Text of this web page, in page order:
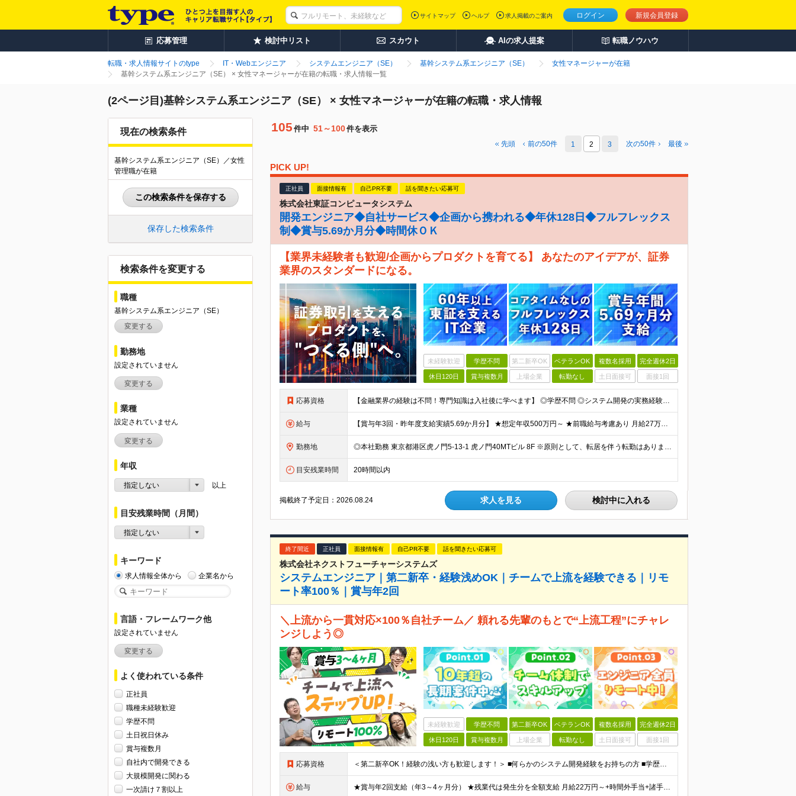
ログイン 新規会員登録
サイトマップ ヘルプ 求人掲載のご案内
応募管理 検討中リスト スカウト AIの求人提案 転職ノウハウ
転職・求人情報サイトのtype IT・Webエンジニア システムエンジニア（SE） 基幹システム系エンジニア（SE）
女性マネージャーが在籍
基幹システム系エンジニア（SE） × 女性マネージャーが在籍の転職・求人情報一覧
(2ページ目)基幹システム系エンジニア（SE） × 女性マネージャーが在籍の転職・求人情報
現在の検索条件
基幹システム系エンジニア（SE）／女性
管理職が在籍
この検索条件を保存する
保存した検索条件
検索条件を変更する
職種
基幹システム系エンジニア（SE）
変更する
勤務地
設定されていません
変更する
業種
設定されていません
変更する
年収
指定しない 以上
目安残業時間（月間）
指定しない
キーワード
求人情報全体から 企業名から
言語・フレームワーク他
設定されていません
変更する
よく使われている条件
正社員
職種未経験歓迎
学歴不問
土日祝日休み
賞与複数月
自社内で開発できる
大規模開発に関わる
一次請け７割以上
105 件中 51～100件を表示
先頭 前の50件 1 2 3 次の50件 最後
PICK UP!
正社員 面接情報有 自己PR不要 話を聞きたい応募可
株式会社東証コンピュータシステム
開発エンジニア◆自社サービス◆企画から携われる◆年休128日◆フルフレックス
制◆賞与5.69か月分◆時間休ＯＫ
【業界未経験者も歓迎/企画からプロダクトを育てる】 あなたのアイデアが、証券
業界のスタンダードになる。
未経験歓迎 学歴不問 第二新卒OK ベテランOK 複数名採用 完全週休2日
休日120日 賞与複数月 上場企業 転勤なし 土日面接可 面接1回
応募資格 【金融業界の経験は不問！専門知識は入社後に学べます】 ◎学歴不問 ◎システム開発の実務経験をお持ちの方 └3年以上・Java、C#いずれかの使用経験をお持ちの方を想定しております 【以下のような方は
給与 【賞与年3回・昨年度支給実績5.69か月分】 ★想定年収500万円～ ★前職給与考慮あり 月給27万円～59万円 +残業代全額支給(1分単位、監督職以下) +人事評価による賞与年2回（4月/10月）
勤務地 ◎本社勤務 東京都港区虎ノ門5-13-1 虎ノ門40MTビル 8F ※原則として、転居を伴う転勤はありません ※(変更の範囲)上記を除く当社関連勤務地
目安残業時間 20時間以内
掲載終了予定日：2026.08.24 求人を見る 検討中に入れる
終了間近 正社員 面接情報有 自己PR不要 話を聞きたい応募可
株式会社ネクストフューチャーシステムズ
システムエンジニア｜第二新卒・経験浅めOK｜チームで上流を経験できる｜リモ
ート率100％｜賞与年2回
＼上流から一貫対応×100％自社チーム／ 頼れる先輩のもとで“上流工程”にチャレ
ンジしよう◎
未経験歓迎 学歴不問 第二新卒OK ベテランOK 複数名採用 完全週休2日
休日120日 賞与複数月 上場企業 転勤なし 土日面接可 面接1回
応募資格 ＜第二新卒OK！経験の浅い方も歓迎します！＞ ■何らかのシステム開発経験をお持ちの方 ■学歴不問 ＜以下のような方にピッタリです＞ ■将来を見据えて成長できる環境で働きたい ■上流工程にチャレンジし
給与 ★賞与年2回支給（年3～4ヶ月分） ★残業代は発生分を全額支給 月給22万円～+時間外手当+諸手当+賞与 ※前職の年収、スキル、ご経験を考慮します。